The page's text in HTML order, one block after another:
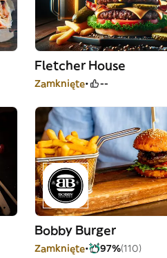
Fletcher House
Zamknięte --
Bobby Burger
Zamknięte 97%(110)